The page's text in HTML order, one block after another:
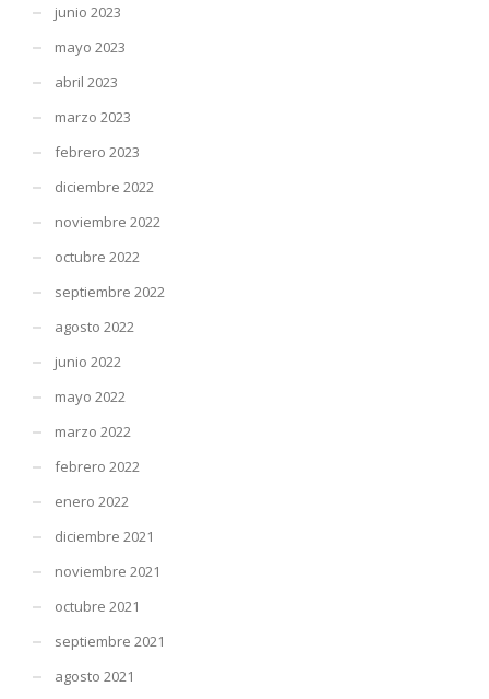
junio 2023
mayo 2023
abril 2023
marzo 2023
febrero 2023
diciembre 2022
noviembre 2022
octubre 2022
septiembre 2022
agosto 2022
junio 2022
mayo 2022
marzo 2022
febrero 2022
enero 2022
diciembre 2021
noviembre 2021
octubre 2021
septiembre 2021
agosto 2021